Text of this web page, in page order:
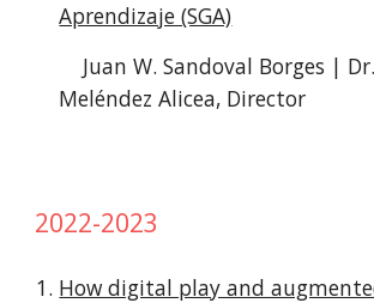
Aprendizaje (SGA)
Juan W. Sandoval Borges |
Meléndez Alicea, Director
2022-2023
How digital play and